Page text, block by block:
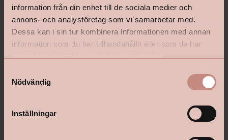
information från din enhet till de sociala medier och
annons- och analysföretag som vi samarbetar med.
Dessa kan i sin tur kombinera informationen med annan
information som du har tillhandahållit eller som de har
Nödvändig
Inställningar
Målartvätt Jotun Interiör Spray Rollerset Extra Fin